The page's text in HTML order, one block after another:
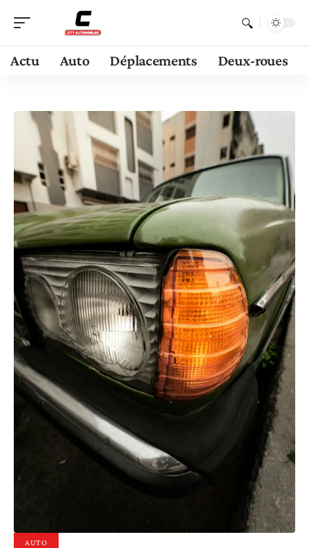
Actu Auto Déplacements Deux-roues
AUTO